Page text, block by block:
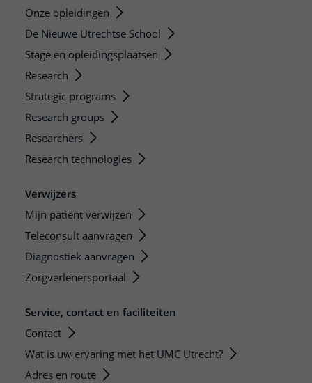
Onze opleidingen
De Nieuwe Utrechtse School
Stage en opleidingsplaatsen
Research
Strategic programs
Research groups
Researchers
Research technologies
Verwijzers
Mijn patiënt verwijzen
Teleconsult aanvragen
Diagnostiek aanvragen
Zorgverlenersportaal
Service, contact en faciliteiten
Contact
Wat is uw ervaring met het UMC Utrecht?
Adres en route